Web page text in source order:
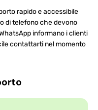
rapido e accessibile
di telefono che devono
informano i clienti
contattarti nel momento